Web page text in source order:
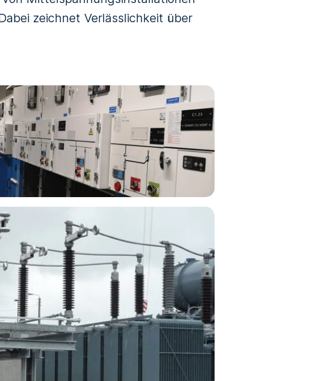
zeichnet Verlässlichkeit über